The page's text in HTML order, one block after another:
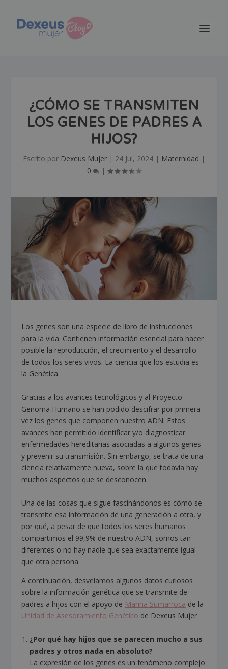
¿CÓMO SE TRANSMITEN
LOS GENES DE PADRES A
HIJOS?
Escrito por Dexeus Mujer | 24 Jul, 2024 | Maternidad |
0
|
Los genes son una especie de libro de instrucciones
para la vida. Contienen información esencial para hacer
posible la reproducción, el crecimiento y el desarrollo
de todos los seres vivos. La ciencia que los estudia es
la Genética.
Gracias a los avances tecnológicos y al Proyecto
Genoma Humano se han podido descifrar por primera
vez los genes que componen nuestro ADN. Estos
avances han permitido identificar y/o diagnosticar
enfermedades hereditarias asociadas a algunos genes
y prevenir su transmisión. Sin embargo, se trata de una
ciencia relativamente nueva, sobre la que todavía hay
muchos aspectos que se desconocen.
Una de las cosas que sigue fascinándonos es cómo se
transmite esa información de una generación a otra, y
por qué, a pesar de que todos los seres humanos
compartimos el 99,9% de nuestro ADN, somos tan
diferentes o no hay nadie que sea exactamente igual
que otra persona.
A continuación, desvelamos algunos datos curiosos
sobre la información genética que se transmite de
padres a hijos con el apoyo de Marina Sumarroca de la
Unidad de Asesoramiento Genético de Dexeus Mujer
¿Por qué hay hijos que se parecen mucho a sus
padres y otros nada en absoluto?
La expresión de los genes es un fenómeno complejo